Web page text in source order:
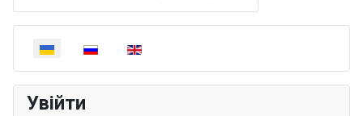
Оберіть свою мову
Увійти